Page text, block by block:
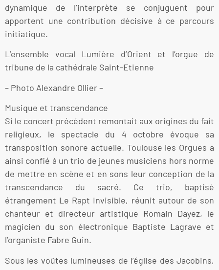
dynamique de l’interprète se conjuguent pour
apportent une contribution décisive à ce parcours
initiatique.
L’ensemble vocal Lumière d’Orient et l’orgue de
tribune de la cathédrale Saint-Etienne
– Photo Alexandre Ollier –
Musique et transcendance
Si le concert précédent remontait aux origines du fait
religieux, le spectacle du 4 octobre évoque sa
transposition sonore actuelle. Toulouse les Orgues a
ainsi confié à un trio de jeunes musiciens hors norme
de mettre en scène et en sons leur conception de la
transcendance du sacré. Ce trio, baptisé
étrangement Le Rapt Invisible, réunit autour de son
chanteur et directeur artistique Romain Dayez, le
magicien du son électronique Baptiste Lagrave et
l’organiste Fabre Guin.
Sous les voûtes lumineuses de l’église des Jacobins,